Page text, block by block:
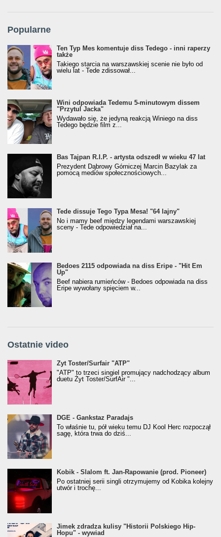
Popularne
Ten Typ Mes komentuje diss Tedego - inni raperzy
także
Takiego starcia na warszawskiej scenie nie było od
wielu lat - Tede zdissował...
Wini odpowiada Tedemu 5-minutowym dissem
"Przytul Jacka"
Wydawało się, że jedyną reakcją Winiego na diss
Tedego będzie film z...
Bas Tajpan R.I.P. - artysta odszedł w wieku 47 lat
Prezydent Dąbrowy Górniczej Marcin Bazylak za
pomocą mediów społecznościowych...
Tede dissuje Tego Typa Mesa! "64 lajny"
No i mamy beef między legendami warszawskiej
sceny - Tede odpowiedział na...
Bedoes 2115 odpowiada na diss Eripe - "Hit Em
Up"
Beef nabiera rumieńców - Bedoes odpowiada na diss
Eripe wywołany spięciem w...
Ostatnie video
Żyt Toster/SurfAir - ATP VIDEO
Żyt Toster/Surfair "ATP"
"ATP" to trzeci singiel promujący nadchodzący album
duetu Żyt Toster/SurfAir "...
donGURALesko z nagrodą za
Klasyczny/Trueschoolowy Album Roku
(Popkillery 2023)
DGE - Gankstaz Paradajs
To właśnie tu, pół wieku temu DJ Kool Herc rozpoczął
sagę, która trwa do dziś...
Kobik - Slalom ft. Jan-Rapowanie (prod. Pioneer)
[Official Music Visualiser]
Kobik - Slalom ft. Jan-Rapowanie (prod. Pioneer)
Po ostatniej serii singli otrzymujemy od Kobika kolejny
utwór i trochę...
Jimek zdradza kulisy "Historii Polskiego Hip-
Hopu" - wywiad
Jimek zdradza kulisy "Historii Polskiego Hip-
Hopu" - wywiad